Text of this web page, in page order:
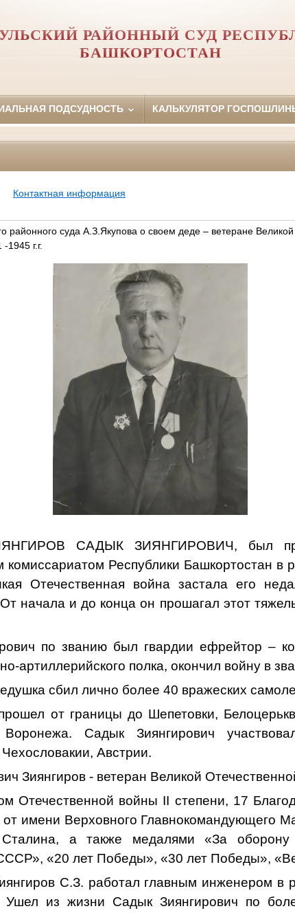
РАЙОННЫЙ СУД
БАШКОРТОСТАН
ПОДСУДНОСТЬ КАЛЬКУЛЯТОР
Контактная информация
районного суда А.З.Якупова о своем деде – ветеране Великой
г.г.
САДЫК ЗИЯНГИРОВИЧ, был
Республики Башкортостан в
Отечественная война застала его
начала и до конца он прошагал этот
по званию был гвардии ефрейтор –
артиллерийского полка, окончил войну в
сбил лично более 40 вражеских
от границы до Шепетовки,
Садык Зиянгирович
Австрии.
Зиянгиров - ветеран Великой
Отечественной войны II степени, 17
от имени Верховного Главнокомандующего
а также медалями «За
«20 лет Победы», «30 лет Победы»,
С.З. работал главным инженером в
Ушел из жизни Садык Зиянгирович по